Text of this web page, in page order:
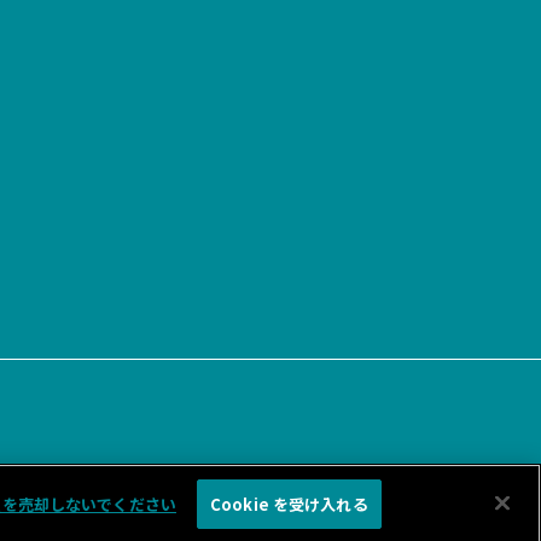
売却しないでください Cookie を受け入れる